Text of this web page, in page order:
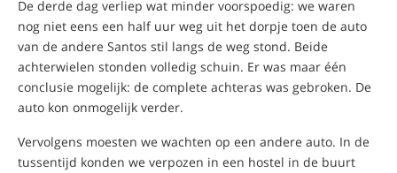
De derde dag verliep wat minder voorspoedig: we waren
nog niet eens een half uur weg uit het dorpje toen de auto
van de andere Santos stil langs de weg stond. Beide
achterwielen stonden volledig schuin. Er was maar één
conclusie mogelijk: de complete achteras was gebroken. De
auto kon onmogelijk verder.
Vervolgens moesten we wachten op een andere auto. In de
tussentijd konden we verpozen in een hostel in de buurt